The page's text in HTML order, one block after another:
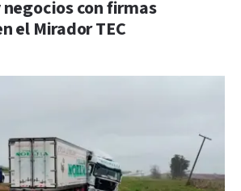
con firmas
el Mirador TEC